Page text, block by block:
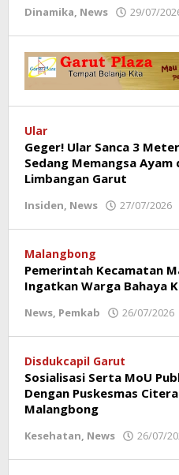
Dinamika, News 29/07/
Ular
Geger! Ular Sanca 3
Sedang Memangsa Ayam
Limbangan Garut
Insiden, News 27/07/2026
Malangbong
Pemerintah Kecamatan
Ingatkan Warga Bahaya
News, Pemkab 26/07/2026
Disdukcapil Garut
Sosialisasi Serta MoU
Dengan Puskesmas
Malangbong
Kesehatan, News 26/07/